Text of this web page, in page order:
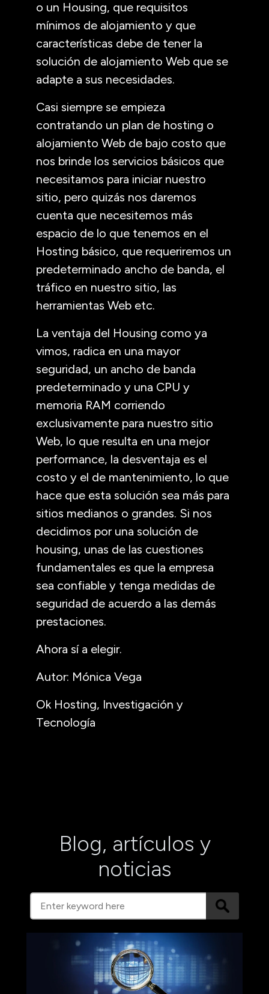
o un Housing, que requisitos
mínimos de alojamiento y que
características debe de tener la
solución de alojamiento Web que se
adapte a sus necesidades.
Casi siempre se empieza
contratando un plan de hosting o
alojamiento Web de bajo costo que
nos brinde los servicios básicos que
necesitamos para iniciar nuestro
sitio, pero quizás nos daremos
cuenta que necesitemos más
espacio de lo que tenemos en el
Hosting básico, que requeriremos un
predeterminado ancho de banda, el
tráfico en nuestro sitio, las
herramientas Web etc.
La ventaja del Housing como ya
vimos, radica en una mayor
seguridad, un ancho de banda
predeterminado y una CPU y
memoria RAM corriendo
exclusivamente para nuestro sitio
Web, lo que resulta en una mejor
performance, la desventaja es el
costo y el de mantenimiento, lo que
hace que esta solución sea más para
sitios medianos o grandes. Si nos
decidimos por una solución de
housing, unas de las cuestiones
fundamentales es que la empresa
sea confiable y tenga medidas de
seguridad de acuerdo a las demás
prestaciones.
Ahora sí a elegir.
Autor: Mónica Vega
Ok Hosting, Investigación y
Tecnología
Blog, artículos y
noticias